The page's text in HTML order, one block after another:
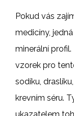
Pokud vás
medicíny,
minerální
vzorek pro
sodíku,
krevním séru.
ukazatelem